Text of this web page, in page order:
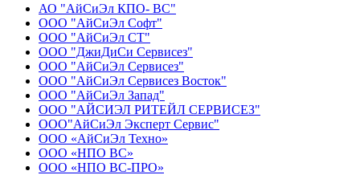
АО "АйСиЭл КПО- ВС"
ООО "АйСиЭл Софт"
ООО "АйСиЭл СТ"
ООО "ДжиДиСи Сервисез"
ООО "АйСиЭл Сервисез"
ООО "АйСиЭл Сервисез Восток"
ООО "АйСиЭл Запад"
ООО "АЙСИЭЛ РИТЕЙЛ СЕРВИСЕЗ"
ООО"АйСиЭл Эксперт Сервис"
ООО «АйСиЭл Техно»
ООО «НПО ВС»
ООО «НПО ВС-ПРО»